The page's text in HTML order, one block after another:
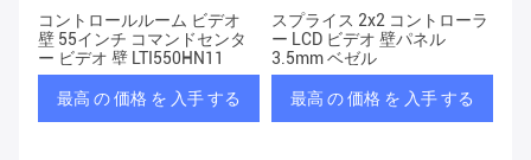
コントロールルーム ビデオ
壁 55インチ コマンドセンタ
ー ビデオ 壁 LTI550HN11
最高 の 価格 を 入手 する
スプライス 2x2 コントローラ
ー LCD ビデオ 壁パネル
3.5mm ベゼル
最高 の 価格 を 入手 する